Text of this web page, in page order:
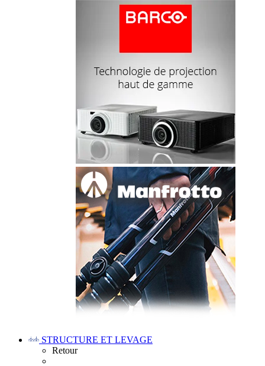
STRUCTURE ET LEVAGE
Retour